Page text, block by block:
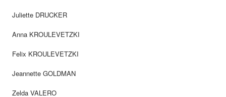
Juliette DRUCKER
Anna KROULEVETZKI
Felix KROULEVETZKI
Jeannette GOLDMAN
Zelda VALERO